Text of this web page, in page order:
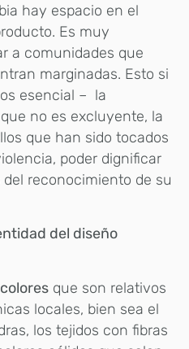
hay espacio en el
Es muy
a comunidades que
marginadas. Esto si
esencial – la
no es excluyente, la
que han sido tocados
poder dignificar
reconocimiento de su
del diseño
colores que son relativos
locales, bien sea el
los tejidos con fibras